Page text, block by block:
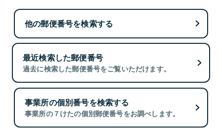
他の郵便番号を検索する
最近検索した郵便番号
過去に検索した郵便番号をご覧いただけます。
事業所の個別番号を検索する
事業所の７けたの個別郵便番号をお調べします。